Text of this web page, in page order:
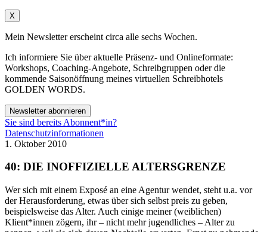
X
Mein Newsletter erscheint circa alle sechs Wochen.
Ich informiere Sie über aktuelle Präsenz- und Onlineformate:
Workshops, Coaching-Angebote, Schreibgruppen oder die
kommende Saisonöffnung meines virtuellen Schreibhotels
GOLDEN WORDS.
Newsletter abonnieren
Sie sind bereits Abonnent*in?
Datenschutzinformationen
1. Oktober 2010
40: DIE INOFFIZIELLE ALTERSGRENZE
Wer sich mit einem Exposé an eine Agentur wendet, steht u.a. vor
der Herausforderung, etwas über sich selbst preis zu geben,
beispielsweise das Alter. Auch einige meiner (weiblichen)
Klient*innen zögern, ihr – nicht mehr jugendliches – Alter zu